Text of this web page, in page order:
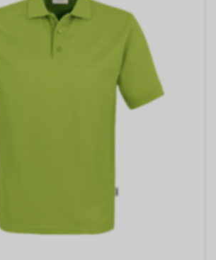
Nutzungsverhalten unter
Umständen auch über mehrere
Endgeräte hinweg verfolgen,
sodass Ihnen womöglich selbst
dann interessenbezogene,
personalisierte Werbung
angezeigt wird, wenn Sie das
Endgerät wechseln. Dies setzt
allerdings voraus, dass Sie der
Google bietet weitergehende